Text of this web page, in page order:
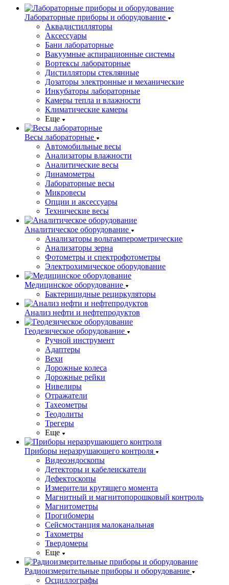
Лабораторные приборы и оборудование
Аквадистилляторы
Аксессуары
Бани лабораторные
Вакуумные аспирационные системы
Вортексы лабораторные
Дистилляторы стеклянные
Дозаторы электронные и механические
Инкубаторы лабораторные
Камеры тепла и влажности
Климатические камеры
Еще
Весы лабораторные
Автомобильные весы
Анализаторы влажности
Аналитические весы
Динамометры
Лабораторные весы
Микровесы
Опции и аксессуары
Технические весы
Аналитическое оборудование
Анализаторы вольтамперометрические
Анализаторы зерна
Фотометры и спектрофотометры
Электрохимическое оборудование
Медицинское оборудование
Бактерицидные рециркуляторы
Анализ нефти и нефтепродуктов
Геодезическое оборудование
Ручной инструмент
Адаптеры
Вехи
Дорожные колеса
Дорожные рейки
Нивелиры
Отражатели
Тахеометры
Теодолиты
Трегеры
Еще
Приборы неразрушающего контроля
Видеоэндоскопы
Детекторы и кабелеискатели
Дефектоскопы
Измерители крутящего момента
Магнитный и магнитопорошковый контроль
Магнитометры
Прогибомеры
Сейсмостанция малоканальная
Тахометры
Твердомеры
Еще
Радиоизмерительные приборы и оборудование
Осциллографы